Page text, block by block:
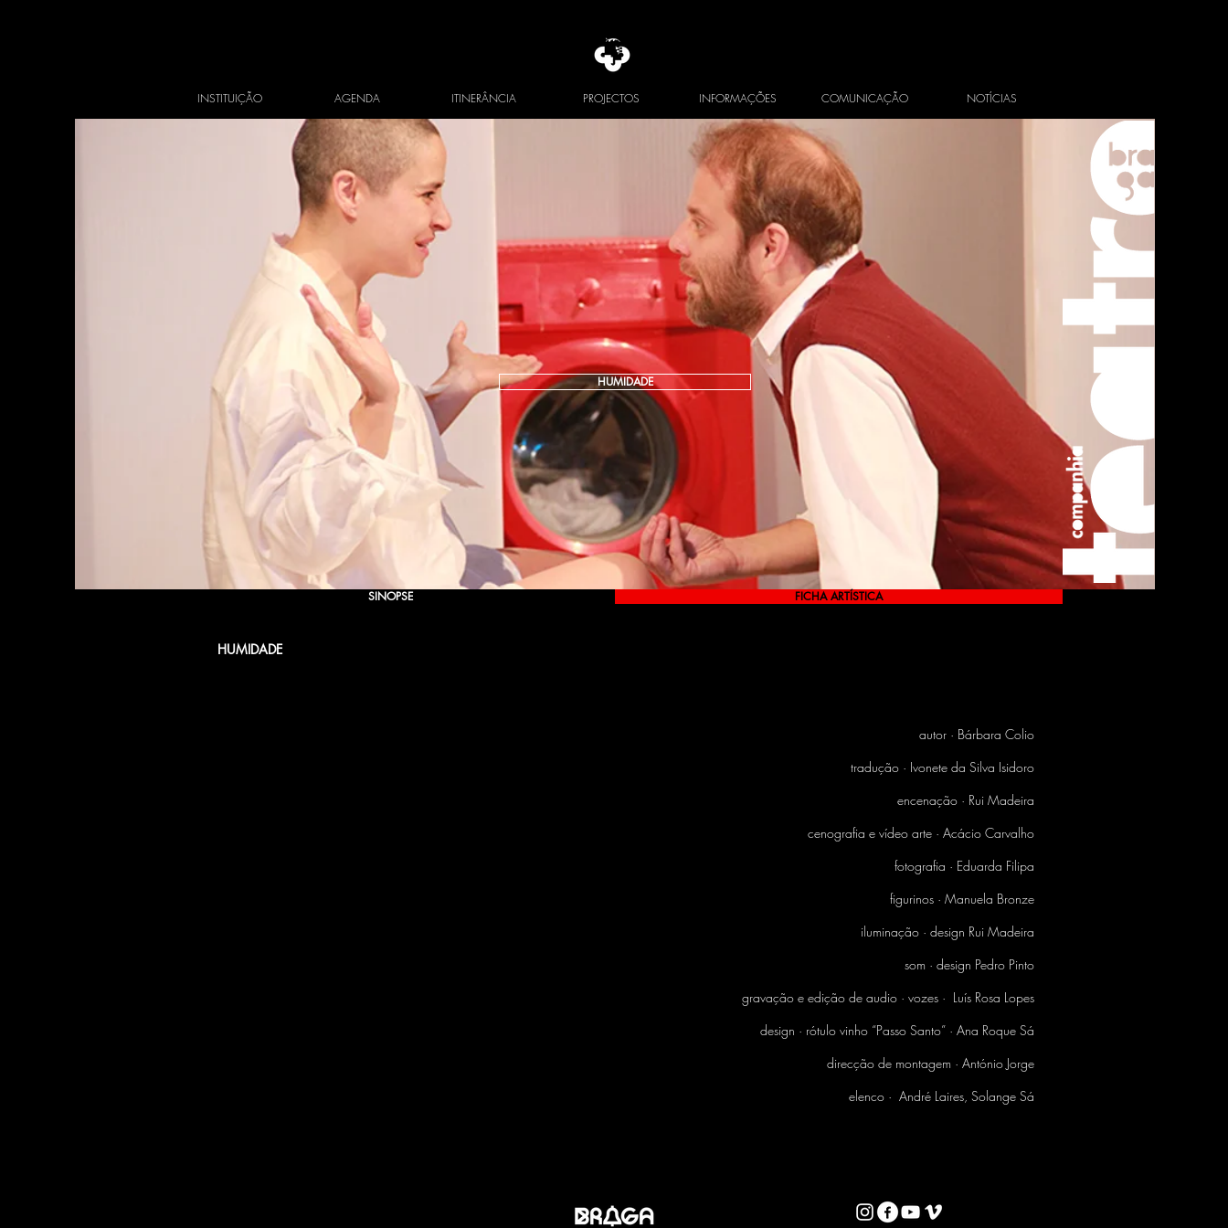
INSTITUIÇÃO AGENDA ITINERÂNCIA PROJECTOS INFORMAÇÕES COMUNICAÇÃO NOTÍCIAS
HUMIDADE
HUMIDADE
autor · Bárbara Colio
tradução · Ivonete da Silva Isidoro
encenação · Rui Madeira
cenografia e vídeo arte · Acácio Carvalho
fotografia · Eduarda Filipa
figurinos · Manuela Bronze
iluminação · design Rui Madeira
som · design Pedro Pinto
gravação e edição de audio · vozes · Luís Rosa Lopes
design · rótulo vinho “Passo Santo” · Ana Roque Sá
direcção de montagem · António Jorge
elenco · André Laires, Solange Sá
SINOPSE FICHA ARTÍSTICA